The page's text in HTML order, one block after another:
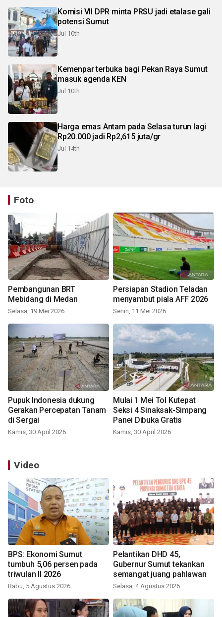
Komisi VII DPR minta PRSU jadi etalase gali
potensi Sumut
Jul 10th
Kemenpar terbuka bagi Pekan Raya Sumut
masuk agenda KEN
Jul 10th
Harga emas Antam pada Selasa turun lagi
Rp20.000 jadi Rp2,615 juta/gr
Jul 14th
Foto
Pembangunan BRT
Mebidang di Medan
Selasa, 19 Mei 2026
Persiapan Stadion Teladan
menyambut piala AFF 2026
Senin, 11 Mei 2026
Pupuk Indonesia dukung
Gerakan Percepatan Tanam
di Sergai
Kamis, 30 April 2026
Mulai 1 Mei Tol Kutepat
Seksi 4 Sinaksak-Simpang
Panei Dibuka Gratis
Kamis, 30 April 2026
Video
BPS: Ekonomi Sumut
tumbuh 5,06 persen pada
triwulan II 2026
Rabu, 5 Agustus 2026
Pelantikan DHD 45,
Gubernur Sumut tekankan
semangat juang pahlawan
Selasa, 4 Agustus 2026